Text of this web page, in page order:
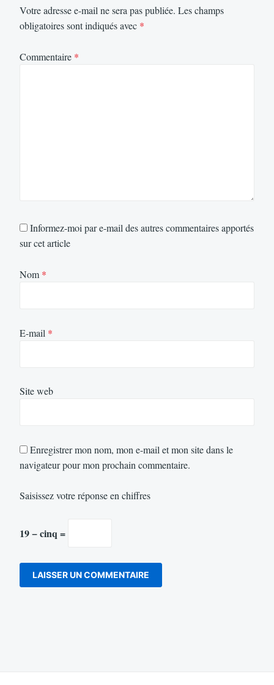
Votre adresse e-mail ne sera pas publiée. Les champs
obligatoires sont indiqués avec *
Commentaire *
Informez-moi par e-mail des autres commentaires apportés
sur cet article
Nom *
E-mail *
Site web
Enregistrer mon nom, mon e-mail et mon site dans le
navigateur pour mon prochain commentaire.
Saisissez votre réponse en chiffres
19 − cinq =